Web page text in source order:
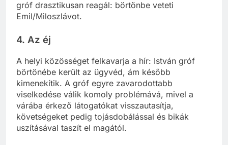
gróf drasztikusan reagál: börtönbe veteti
Emil/Miloszlávot.
4. Az éj
A helyi közösséget felkavarja a hír: István gróf
börtönébe került az ügyvéd, ám később
kimenekítik. A gróf egyre zavarodottabb
viselkedése válik komoly problémává, mivel a
várába érkező látogatókat visszautasítja,
követségeket pedig tojásdobálással és bikák
uszításával taszít el magától.